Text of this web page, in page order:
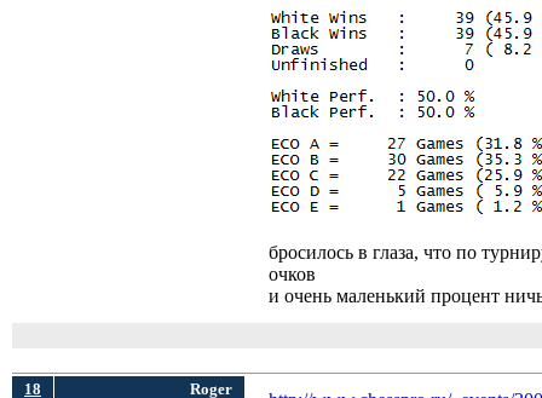
бросилось в глаза, что по
очков
и очень маленький процент
18 Roger